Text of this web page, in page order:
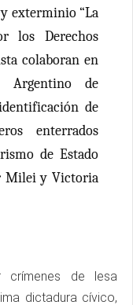
exterminio “La
los Derechos
colaboran en
de
de
enterrados
de Estado
Milei y Victoria
de lesa
dictadura cívico,